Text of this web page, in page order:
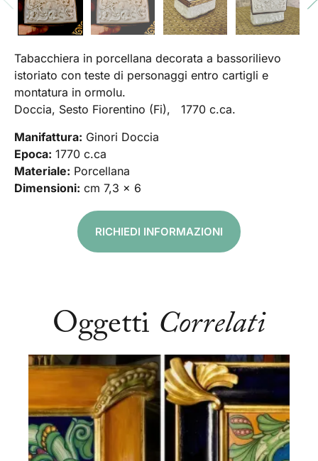
Tabacchiera in porcellana decorata a bassorilievo
istoriato con teste di personaggi entro cartigli e
montatura in ormolu.
Doccia, Sesto Fiorentino (Fi), 1770 c.ca.
Manifattura: Ginori Doccia
Epoca: 1770 c.ca
Materiale: Porcellana
Dimensioni: cm 7,3 x 6
RICHIEDI INFORMAZIONI
Oggetti Correlati